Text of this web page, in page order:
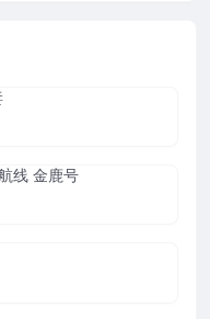
线 金鹿号